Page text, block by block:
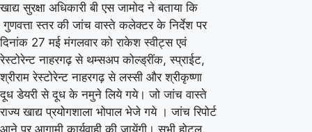
सेम्पल
खाद्य सुरक्षा अधिकारी बी एस जामोद ने बताया कि
गुणवत्ता स्तर की जांच वास्ते कलेक्टर के निर्देश पर
दिनांक 27 मई मंगलवार को राकेश स्वीट्स एवं
रेस्टोरेन्ट नाहरगढ़ से थम्सअप कोल्ड्रींक, स्प्राईट,
श्रीराम रेस्टोरेन्ट नाहरगढ़ से लस्सी और श्रीकृष्णा
दूध डेयरी से दूध के नमुने लिये गये। जो जांच वास्ते
राज्य खाद्य प्रयोगशाला भोपाल भेजे गये । जांच रिपोर्ट